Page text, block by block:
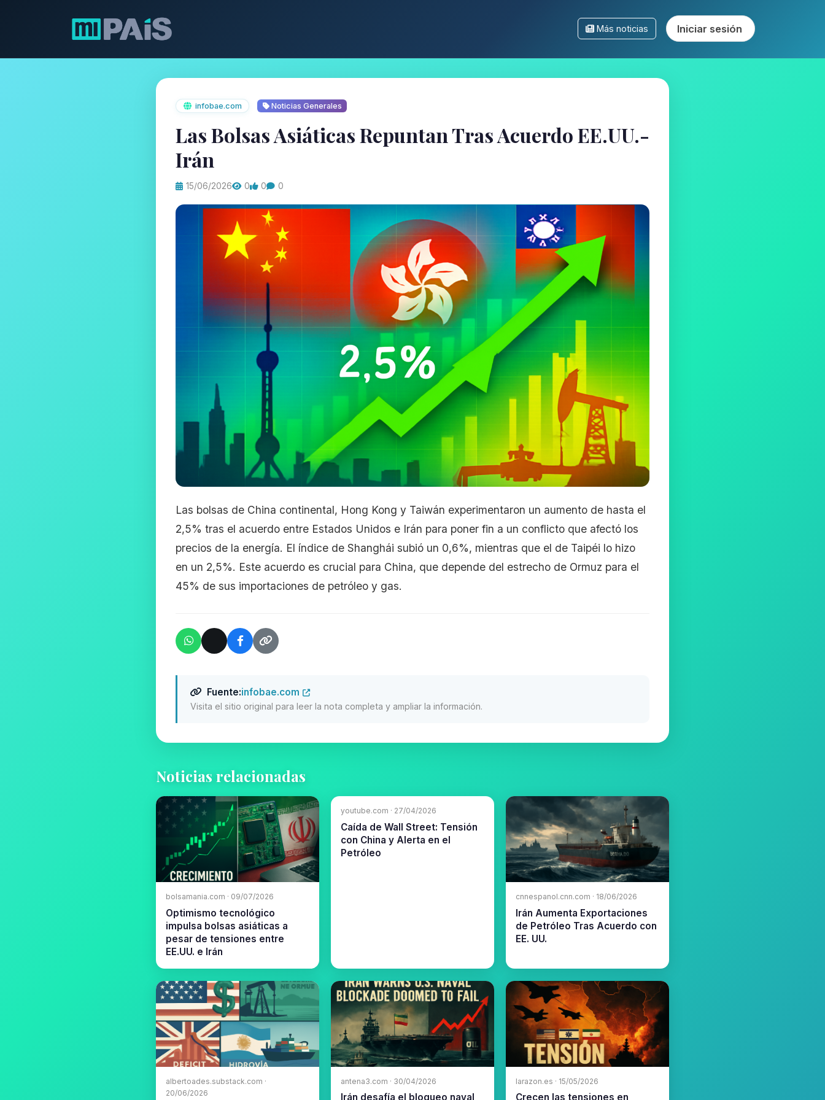
Más noticias Iniciar sesión
infobae.com Noticias Generales
Las Bolsas Asiáticas Repuntan Tras Acuerdo EE.UU.-
Irán
15/06/2026 0 0 0
Las bolsas de China continental, Hong Kong y Taiwán experimentaron un aumento de hasta el
2,5% tras el acuerdo entre Estados Unidos e Irán para poner fin a un conflicto que afectó los
precios de la energía. El índice de Shanghái subió un 0,6%, mientras que el de Taipéi lo hizo
en un 2,5%. Este acuerdo es crucial para China, que depende del estrecho de Ormuz para el
45% de sus importaciones de petróleo y gas.
Fuente:infobae.com
Visita el sitio original para leer la nota completa y ampliar la información.
Noticias relacionadas
bolsamania.com · 09/07/2026
Optimismo tecnológico
impulsa bolsas asiáticas a
pesar de tensiones entre
EE.UU. e Irán
youtube.com · 27/04/2026
Caída de Wall Street: Tensión
con China y Alerta en el
Petróleo
cnnespanol.cnn.com · 18/06/2026
Irán Aumenta Exportaciones
de Petróleo Tras Acuerdo con
EE. UU.
albertoades.substack.com ·
20/06/2026
antena3.com · 30/04/2026
Irán desafía el bloqueo naval
larazon.es · 15/05/2026
Crecen las tensiones en